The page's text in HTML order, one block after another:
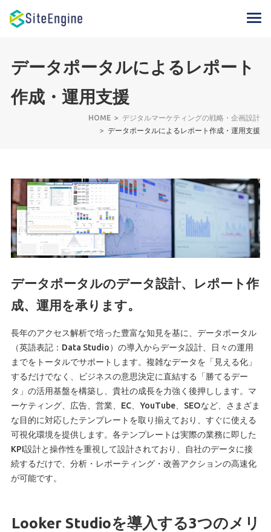
データポータルによるレポート
作成・運用支援
HOME
デジタルマーケティングの戦略・企画設計
データポータルによるレポート作成・運用支援
データポータルのデータ設計、レポート作
成、運用を承ります。
長年のアクセス解析で培った豊富な知見を基に、データポータル
（英語表記：Data Studio）の導入からデータ設計、日々の運用
までをトータルでサポートします。複雑なデータを「見える化」
するだけでなく、ビジネスの意思決定に直結する「勝てるデー
タ」の活用基盤を構築し、貴社の成長を力強く後押しします。マ
ーケティング、広告、営業、EC、YouTube、SEOなど、さまざま
な目的に対応したテンプレートを取り揃えており、すぐに使える
可視化環境を提供します。各テンプレートは実際の業務に即した
KPI設計と操作性を重視して設計されており、自社のデータに接
続するだけで、分析・レポーティング・改善アクションの高速化
が可能です。
Looker Studioを導入する3つのメリ